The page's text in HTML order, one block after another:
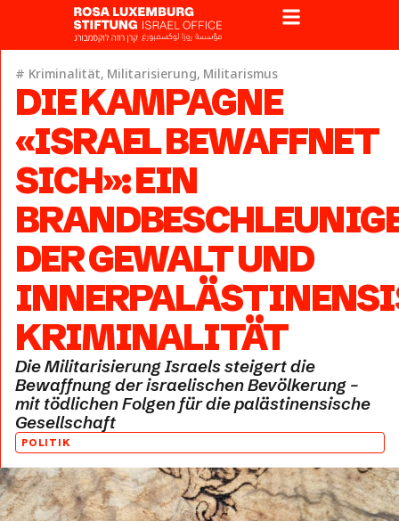
# Kriminalität, Militarisierung, Militarismus
DIE KAMPAGNE
«ISRAEL BEWAFFNET
SICH»: EIN
DER GEWALT UND
KRIMINALITÄT
Die Militarisierung Israels steigert die
Bewaffnung der israelischen Bevölkerung –
mit tödlichenFolgenfürdiepalästinensische
Gesellschaft
POLITIK